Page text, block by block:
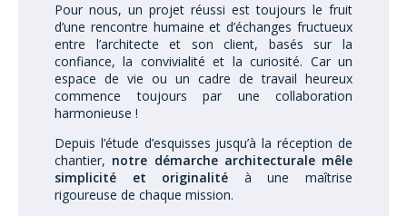
Pour nous, un projet réussi est toujours le fruit
d’une rencontre humaine et d’échanges fructueux
entre l’architecte et son client, basés sur la
confiance, la convivialité et la curiosité. Car un
espace de vie ou un cadre de travail heureux
commence toujours par une collaboration
harmonieuse !
Depuis l’étude d’esquisses jusqu’à la réception de
chantier, notre démarche architecturale mêle
simplicité et originalité à une maîtrise
rigoureuse de chaque mission.